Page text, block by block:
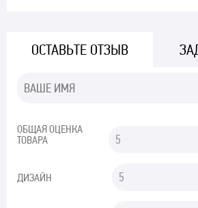
ОСТАВЬТЕ ОТЗЫВ
ОБЩАЯ ОЦЕНКА
ТОВАРА
ДИЗАЙН